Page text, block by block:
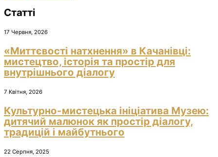
Статті
17 Червня, 2026
«Миттєвості натхнення» в Качанівці:
мистецтво, історія та простір для
внутрішнього діалогу
7 Квітня, 2026
Культурно-мистецька ініціатива Музею:
дитячий малюнок як простір діалогу,
традицій і майбутнього
22 Серпня, 2025